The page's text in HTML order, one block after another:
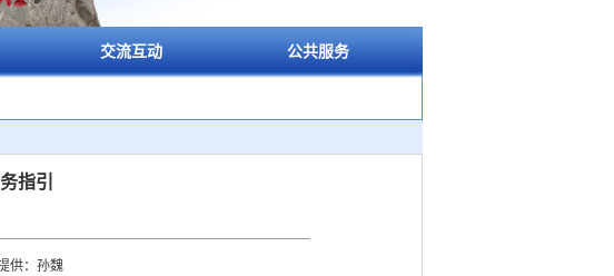
交流互动 公共服务
指引
供：孙魏